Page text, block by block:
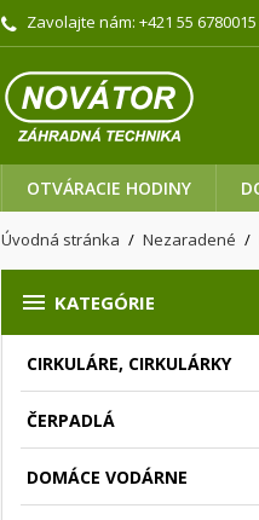
Zavolajte nám: +421 55 6780015
OTVÁRACIE HODINY
Úvodná stránka Nezaradené
 KATEGÓRIE
CIRKULÁRE, CIRKULÁRKY
ČERPADLÁ
DOMÁCE VODÁRNE